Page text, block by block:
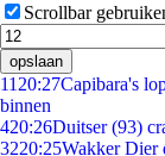
Scrollbar
opslaan
11 20:27Capibara's
binnen
420:26Duitser (93)
3220:25Wakker Dier